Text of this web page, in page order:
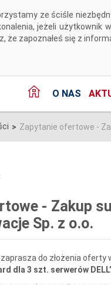
ze ściśle
jeżeli
że zapoznałeś się z
O NAS
> Zapytanie ofertowe -
- Zakup
Sp. z o.o.
zaprasza do złożenia
dla 3 szt. serwerów DELL